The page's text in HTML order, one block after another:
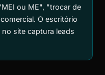
ou ME", "trocar de
O escritório
site captura leads